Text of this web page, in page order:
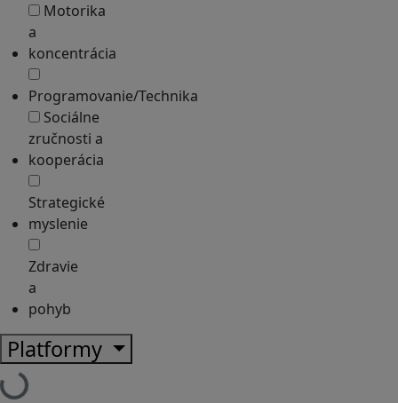
Motorika
a
koncentrácia
Programovanie/Technika
Sociálne
zručnosti a
kooperácia
Strategické
myslenie
Zdravie
a
pohyb
Platformy